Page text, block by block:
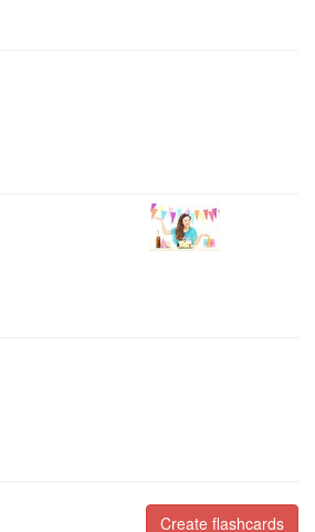
Create flashcards